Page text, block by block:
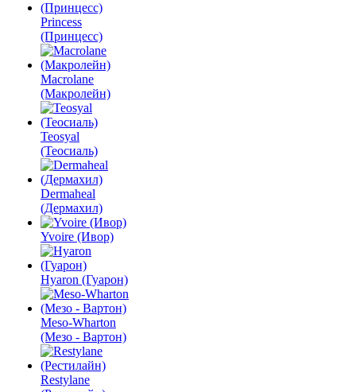
Princess
(Принцесс)
Macrolane
(Макролейн)
Teosyal
(Теосиаль)
Dermaheal
(Дермахил)
Yvoire (Ивор)
Hyaron (Гуарон)
Meso-Wharton
(Мезо - Вартон)
Restylane